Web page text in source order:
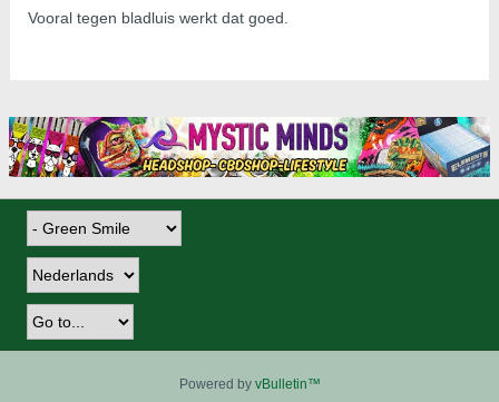
Vooral tegen bladluis werkt dat goed.
Powered by vBulletin™